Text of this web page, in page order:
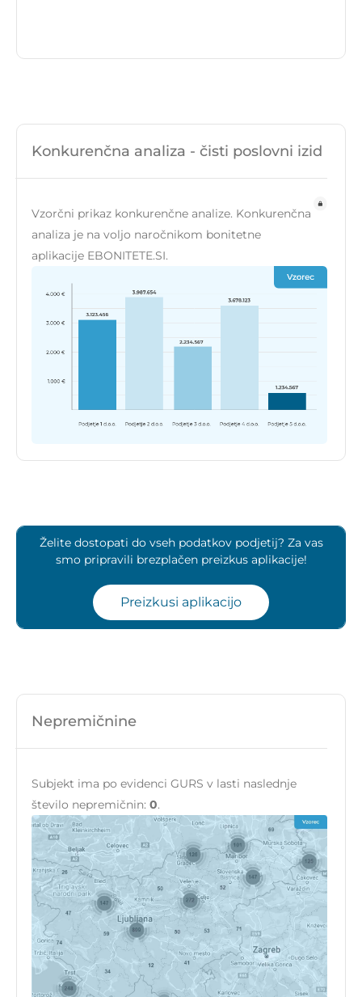
Konkurenčna analiza - čisti poslovni izid
Vzorčni prikaz konkurenčne analize. Konkurenčna
analiza je na voljo naročnikom bonitetne
aplikacije EBONITETE.SI.
Želite dostopati do vseh podatkov podjetij? Za vas
smo pripravili brezplačen preizkus aplikacije!
Preizkusi aplikacijo
Nepremičnine
Subjekt ima po evidenci GURS v lasti naslednje
število nepremičnin: 0.